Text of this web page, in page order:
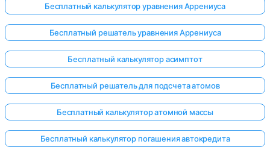
Бесплатный калькулятор уравнения Аррениуса
Бесплатный решатель уравнения Аррениуса
Бесплатный калькулятор асимптот
Бесплатный решатель для подсчета атомов
Бесплатный калькулятор атомной массы
Бесплатный калькулятор погашения автокредита